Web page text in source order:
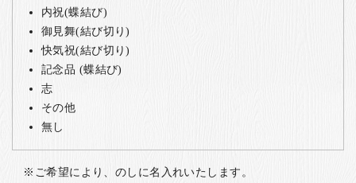
内祝(蝶結び)
御見舞(結び切り)
快気祝(結び切り)
記念品 (蝶結び)
志
その他
無し
ご希望により、のしに名入れいたします。